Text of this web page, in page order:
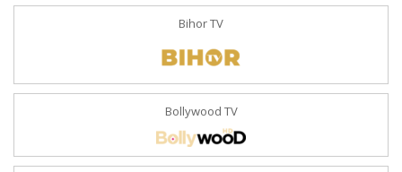
Bihor TV
Bollywood TV